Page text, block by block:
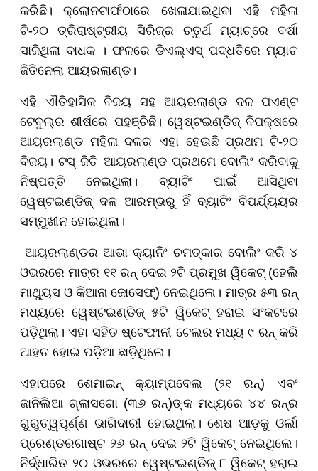
କରିଛି। କ୍ଲୋନଟାର୍ଫଠାରେ ଖେଳାଯାଇଥିବା ଏହି ମହିଳା
ଟି-୨୦ ତ୍ରିରାଷ୍ଟ୍ରୀୟ ସିରିଜ୍‌ର ଚତୁର୍ଥ ମ୍ୟାଚ୍‌ରେ ବର୍ଷା
ସାଜିଥିଲା ବାଧକ । ଫଳରେ ଡିଏଲ୍‌ଏସ୍ ପଦ୍ଧତିରେ ମ୍ୟାଚ
ଜିତିନେଲା ଆୟରଲାଣ୍ଡ।
ଏହି ଐତିହାସିକ ବିଜୟ ସହ ଆୟରଲାଣ୍ଡ ଦଳ ପଏଣ୍ଟ
ଟେବୁଲ୍‌ର ଶୀର୍ଷରେ ପହଞ୍ଚିଛି। ୱେଷ୍ଟଇଣ୍ଡିଜ୍ ବିପକ୍ଷରେ
ଆୟରଲାଣ୍ଡ ମହିଳା ଦଳର ଏହା ହେଉଛି ପ୍ରଥମ ଟି-୨୦
ବିଜୟ। ଟସ୍ ଜିତି ଆୟରଲାଣ୍ଡ ପ୍ରଥମେ ବୋଲିଂ କରିବାକୁ
ନିଷ୍ପତ୍ତି ନେଇଥିଲା। ବ୍ୟାଟିଂ ପାଇଁ ଆସିଥିବା
ୱେଷ୍ଟଇଣ୍ଡିଜ୍ ଦଳ ଆରମ୍ଭରୁ ହିଁ ବ୍ୟାଟିଂ ବିପର୍ଯ୍ୟୟର
ସମ୍ମୁଖୀନ ହୋଇଥିଲା।
ଆୟରଲାଣ୍ଡର ଆଭା କ୍ୟାନିଂ ଚମତ୍କାର ବୋଲିଂ କରି ୪
ଓଭରରେ ମାତ୍ର ୧୧ ରନ୍ ଦେଇ ୨ଟି ପ୍ରମୁଖ ୱିକେଟ୍ (ହେଲି
ମାଥ୍ୟୁସ ଓ କିଆନା ଜୋସେଫ୍) ନେଇଥିଲେ। ମାତ୍ର ୫୩ ରନ୍
ମଧ୍ୟରେ ୱେଷ୍ଟଇଣ୍ଡିଜ୍ ୫ଟି ୱିକେଟ୍ ହରାଇ ସଂକଟରେ
ପଡ଼ିଥିଲା। ଏହା ସହିତ ଷ୍ଟେଫାନୀ ଟେଲର ମଧ୍ୟ ୯ ରନ୍ କରି
ଆହତ ହୋଇ ପଡ଼ିଆ ଛାଡ଼ିଥିଲେ।
ଏହାପରେ ଶେମାଇନ୍ କ୍ୟାମ୍ପବେଲ (୨୧ ରନ୍) ଏବଂ
ଜାନିଲିଆ ଗ୍ଲାସଗୋ (୩୬ ରନ୍)ଙ୍କ ମଧ୍ୟରେ ୪୪ ରନ୍‌ର
ଗୁରୁତ୍ୱପୂର୍ଣ୍ଣ ଭାଗିଦାରୀ ହୋଇଥିଲା। ଶେଷ ଆଡ଼କୁ ଓର୍ଲା
ପ୍ରେଣ୍ଡରଗାଷ୍ଟ ୨୬ ରନ୍ ଦେଇ ୨ଟି ୱିକେଟ୍ ନେଇଥିଲେ।
ନିର୍ଦ୍ଧାରିତ ୨୦ ଓଭରରେ ୱେଷ୍ଟଇଣ୍ଡିଜ୍ ୮ ୱିକେଟ୍ ହରାଇ